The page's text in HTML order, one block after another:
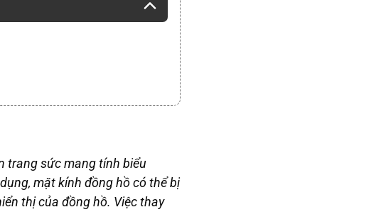
trang sức mang tính biểu
mặt kính đồng hồ có thể bị
thị của đồng hồ. Việc thay